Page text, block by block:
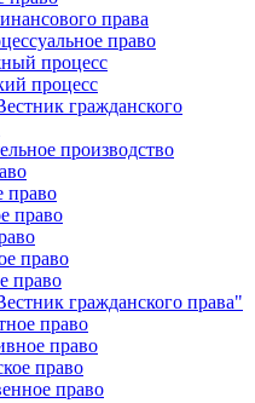
права
право
процесс
процесс
гражданского
производство
право
право
право
право
гражданского права"
право
право
право
право